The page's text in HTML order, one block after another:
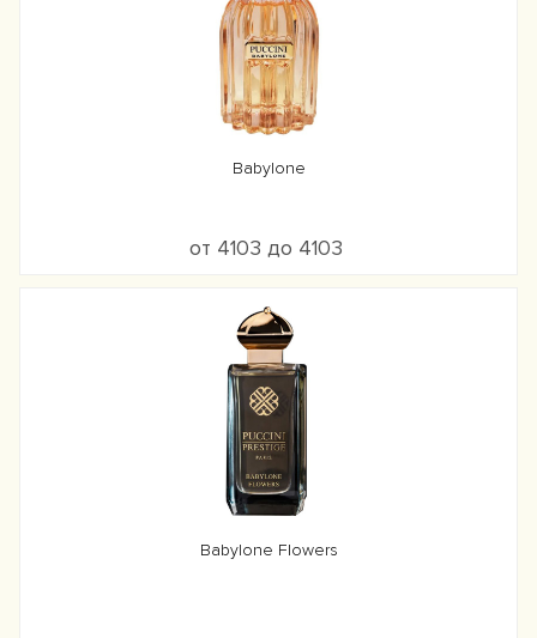
Babylone
от 4103 до 4103
Babylone Flowers